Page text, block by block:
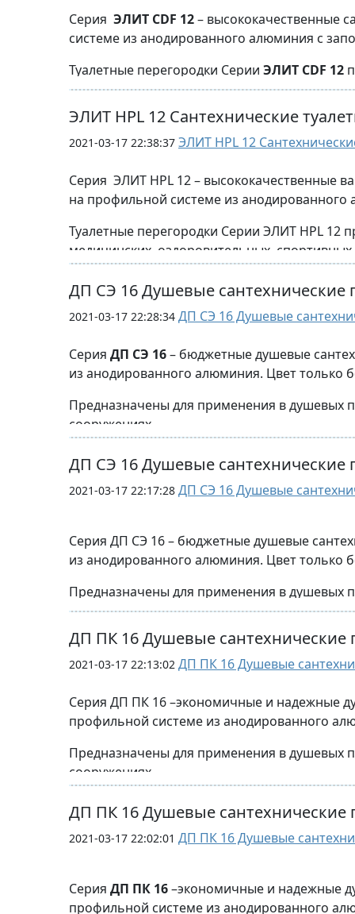
Варианты комплектации
Возможно исполнение в
Варианты комплектации
также в данной
Возможно исполнение в
Варианты комплектации
Возможно исполнение в
Стандартная глубина 1200-1500 мм.
Стандартная ширина двери 600/900 мм
Возможно изготовление туалетных
Возможно исполнение в
Серия ЭЛИТ CDF 12– высококачественные
системе из анодированного алюминия с
Туалетные перегородки Серии ЭЛИТ CDF 12
вокзалах, торговых, медицинских,
Стандартная высота перегородок от пола
Стандартная глубина 1200-1500 мм.
Стандартная ширина двери 600/900 мм
Верхняя обвязка может быть выполнена из
крепления.
Возможно исполнение в
ЭЛИТ HPL 12 Сантехнические
2021-03-17 22:38:37 ЭЛИТ HPL 12
Серия ЭЛИТ HPL 12 – высококачественные
на профильной системе из
Туалетные перегородки Серии ЭЛИТ HPL 12
медицинских, оздоровительных,
Стандартная высота перегородок от пола
просвет от пола 150-180мм.
Стандартная глубина 1200-1500 мм.
Стандартная ширина двери 600/900 мм
Возможно изготовление туалетных
Верхняя обвязка может быть выполнена из
крепления.
ДП СЭ 16 Душевые сантехнические
2021-03-17 22:28:34 ДП СЭ 16 Душевые
Серия ДП СЭ 16– бюджетные душевые
из анодированного алюминия. Цвет только
Предназначены для применения в душевых
сооружениях.
Возможно эксплуатировать душевое
материалов.
Также могут выпускаться высотой до
глубина (ширина) душевых перегородок:
- до 750 мм
- до 1000 мм
ДП СЭ 16 Душевые сантехнические
2021-03-17 22:17:28 ДП СЭ 16 Душевые
Серия ДП СЭ 16 – бюджетные душевые
из анодированного алюминия. Цвет только
Предназначены для применения в душевых
сооружениях.
Возможно эксплуатировать душевое
материалов.
Стандартная высота перегородок от пола
Также могут выпускаться высотой до
глубина (ширина) душевых перегородок:
- до 750 мм
- возможно увеличение ширины до 2000 мм
ДП ПК 16 Душевые сантехнические
2021-03-17 22:13:02 ДП ПК 16 Душевые
Серия ДП ПК 16 –экономичные и надежные
профильной системе из анодированного
Предназначены для применения в душевых
сооружениях.
Возможно эксплуатировать душевое
материалов.
Также могут выпускаться высотой до
ДП ПК 16 Душевые сантехнические
2021-03-17 22:02:01 ДП ПК 16 Душевые
Серия ДП ПК 16–экономичные и надежные
профильной системе из анодированного